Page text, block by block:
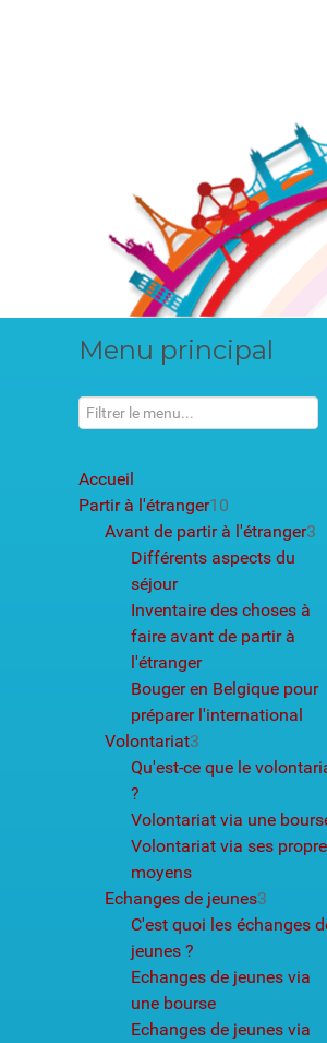
Menu principal
Accueil
Partir à l'étranger10
Avant de partir à l'étranger3
Différents aspects du
séjour
Inventaire des choses à
faire avant de partir à
l'étranger
Bouger en Belgique pour
préparer l'international
Volontariat3
Qu'est-ce que le
?
Volontariat via une
Volontariat via ses
moyens
Echanges de jeunes3
C'est quoi les échanges
jeunes ?
Echanges de jeunes via
une bourse
Echanges de jeunes via